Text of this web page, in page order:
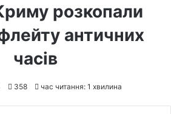
розкопали
античних
часів
358 час читання: 1 хвилина